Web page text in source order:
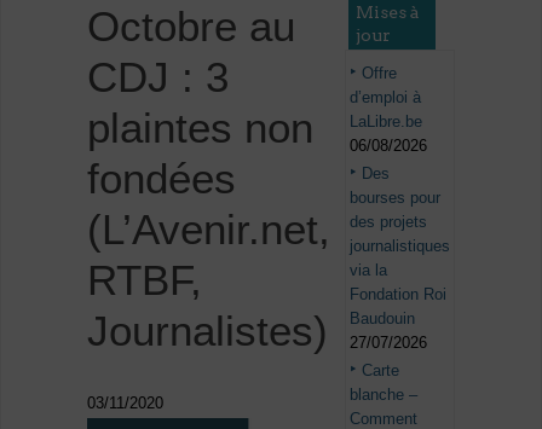
Octobre au
CDJ : 3
plaintes non
fondées
(L’Avenir.net,
RTBF,
Journalistes)
03/11/2020
Mises à
jour
Offre
d’emploi à
LaLibre.be
06/08/2026
Des
bourses pour
des projets
journalistiques
via la
Fondation Roi
Baudouin
27/07/2026
Carte
blanche –
Comment